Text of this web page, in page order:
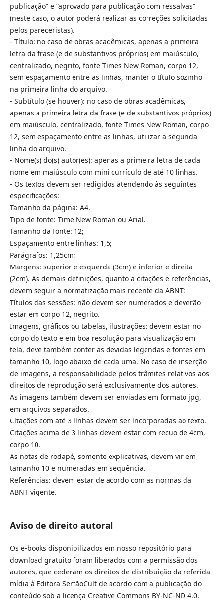
publicação” e “aprovado para publicação com ressalvas”
(neste caso, o autor poderá realizar as correções solicitadas
pelos pareceristas).
- Título: no caso de obras acadêmicas, apenas a primeira
letra da frase (e de substantivos próprios) em maiúsculo,
centralizado, negrito, fonte Times New Roman, corpo 12,
sem espaçamento entre as linhas, manter o título sozinho
na primeira linha do arquivo.
- Subtítulo (se houver): no caso de obras acadêmicas,
apenas a primeira letra da frase (e de substantivos próprios)
em maiúsculo, centralizado, fonte Times New Roman, corpo
12, sem espaçamento entre as linhas, utilizar a segunda
linha do arquivo.
- Nome(s) do(s) autor(es): apenas a primeira letra de cada
nome em maiúsculo com mini currículo de até 10 linhas.
- Os textos devem ser redigidos atendendo às seguintes
especificações:
Tamanho da página: A4.
Tipo de fonte: Time New Roman ou Arial.
Tamanho da fonte: 12;
Espaçamento entre linhas: 1,5;
Parágrafos: 1,25cm;
Margens: superior e esquerda (3cm) e inferior e direita
(2cm). As demais definições, quanto a citações e referências,
devem seguir a normatização mais recente da ABNT;
Títulos das sessões: não devem ser numerados e deverão
estar em corpo 12, negrito.
Imagens, gráficos ou tabelas, ilustrações: devem estar no
corpo do texto e em boa resolução para visualização em
tela, deve também conter as devidas legendas e fontes em
tamanho 10, logo abaixo de cada uma. No caso de inserção
de imagens, a responsabilidade pelos trâmites relativos aos
direitos de reprodução será exclusivamente dos autores.
As imagens também devem ser enviadas em formato jpg,
em arquivos separados.
Citações com até 3 linhas devem ser incorporadas ao texto.
Citações acima de 3 linhas devem estar com recuo de 4cm,
corpo 10.
As notas de rodapé, somente explicativas, devem vir em
tamanho 10 e numeradas em sequência.
Referências: devem estar de acordo com as normas da
ABNT vigente.
Aviso de direito autoral
Os e-books disponibilizados em nosso repositório para
download gratuito foram liberados com a permissão dos
autores, que cederam os direitos de distribuição da referida
mídia à Editora SertãoCult de acordo com a publicação do
conteúdo sob a licença Creative Commons BY-NC-ND 4.0.